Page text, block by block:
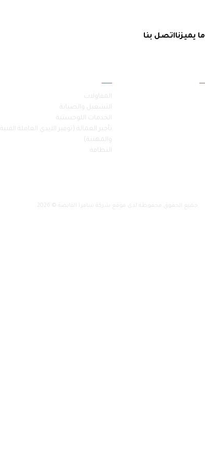
ما يميزنااتصل بنا
المقاولات
التشغيل والصيانة
الخدمات اللوجستية
تأجير العمالة (توفير الايدي العاملة الفنية
والمهنية)
النظافة
جميع الحقوق محفوظة لدى موقع شركة سامرا القابضة © 2026